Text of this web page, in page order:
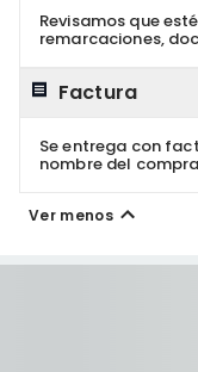
Revisamos que
remarcaciones,
Factura
Se entrega con
nombre del
Ver menos